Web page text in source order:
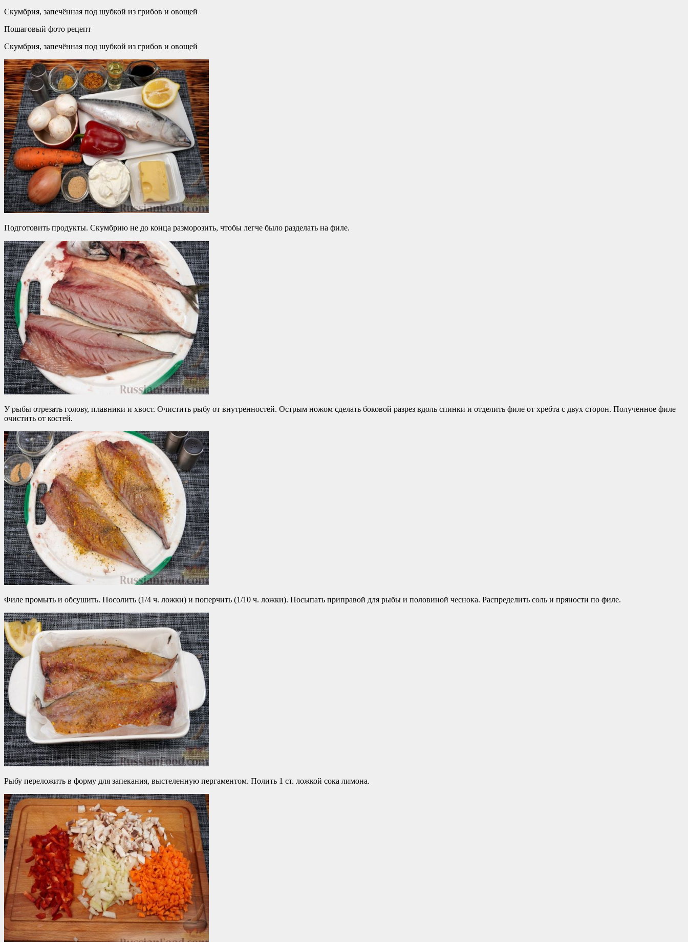
Скумбрия, запечённая под шубкой из грибов и овощей
Пошаговый фото рецепт
Скумбрия, запечённая под шубкой из грибов и овощей
Подготовить продукты. Скумбрию не до конца разморозить, чтобы легче было разделать на филе.
У рыбы отрезать голову, плавники и хвост. Очистить рыбу от внутренностей. Острым ножом сделать боковой разрез вдоль спинки и отделить филе от хребта с двух сторон. Полученное филе
очистить от костей.
Филе промыть и обсушить. Посолить (1/4 ч. ложки) и поперчить (1/10 ч. ложки). Посыпать приправой для рыбы и половиной чеснока. Распределить соль и пряности по филе.
Рыбу переложить в форму для запекания, выстеленную пергаментом. Полить 1 ст. ложкой сока лимона.